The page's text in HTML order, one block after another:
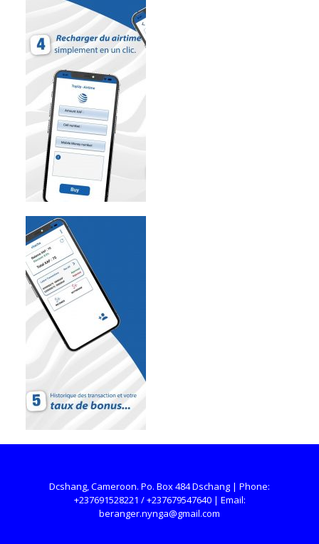
Dcshang, Cameroon. Po. Box 484 Dschang | Phone:
+237691528221 / +237679547640 | Email:
beranger.nynga@gmail.com